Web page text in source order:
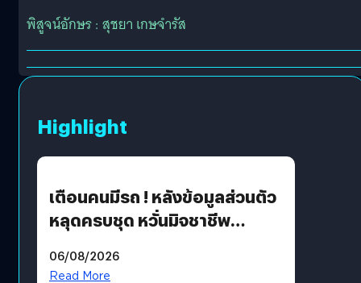
พิสูจน์อักษร : สุชยา เกษจำรัส
Highlight
เตือนคนมีรถ ! หลังข้อมูลส่วนตัว
หลุดครบชุด หวั่นมิจชาชีพ
รหัสผ่านหลุด ไม่ใช่แฮ็กเกอร์
06/08/2026
Read More